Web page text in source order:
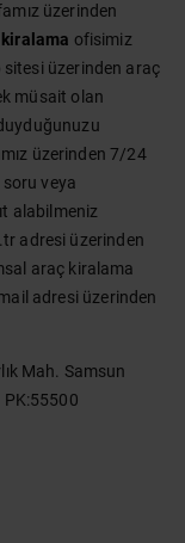
üzerinden
ofisimiz
üzerinden araç
müsait olan
üzerinden 7/24
veya
alabilmeniz
adresi üzerinden
araç kiralama
adresi üzerinden
Mah. Samsun
PK:55500